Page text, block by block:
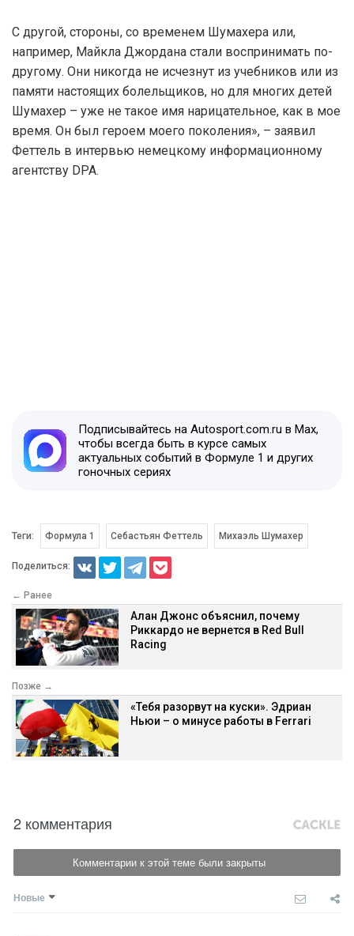
С другой, стороны, со временем Шумахера или,
например, Майкла Джордана стали воспринимать по-
другому. Они никогда не исчезнут из учебников или из
памяти настоящих болельщиков, но для многих детей
Шумахер – уже не такое имя нарицательное, как в мое
время. Он был героем моего поколения», – заявил
Феттель в интервью немецкому информационному
агентству DPA.
Подписывайтесь на Autosport.com.ru в Max,
чтобы всегда быть в курсе самых
актуальных событий в Формуле 1 и других
гоночных сериях
Теги: Формула 1 Себастьян Феттель Михаэль Шумахер
Поделиться:
← Ранее
Алан Джонс объяснил, почему
Риккардо не вернется в Red Bull
Racing
Позже →
«Тебя разорвут на куски». Эдриан
Ньюи – о минусе работы в Ferrari
2 комментария
Комментарии к этой теме были закрыты
Новые